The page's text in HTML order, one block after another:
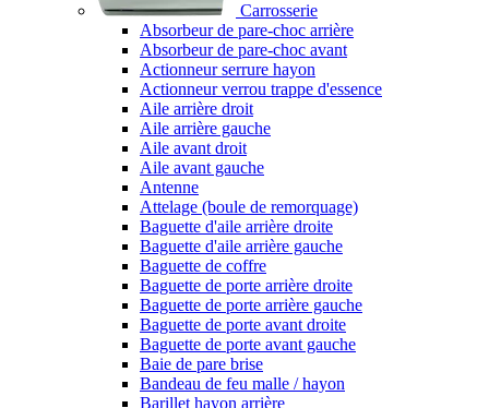
Carrosserie
Absorbeur de pare-choc arrière
Absorbeur de pare-choc avant
Actionneur serrure hayon
Actionneur verrou trappe d'essence
Aile arrière droit
Aile arrière gauche
Aile avant droit
Aile avant gauche
Antenne
Attelage (boule de remorquage)
Baguette d'aile arrière droite
Baguette d'aile arrière gauche
Baguette de coffre
Baguette de porte arrière droite
Baguette de porte arrière gauche
Baguette de porte avant droite
Baguette de porte avant gauche
Baie de pare brise
Bandeau de feu malle / hayon
Barillet hayon arrière